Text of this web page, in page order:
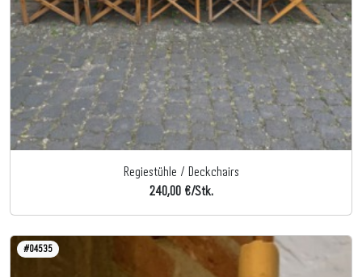
Regiestühle / Deckchairs
240,00 €/Stk.
#04535